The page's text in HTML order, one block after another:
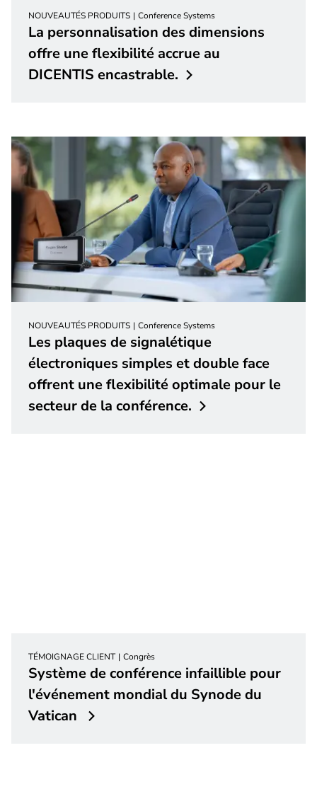
NOUVEAUTÉS PRODUITS Conference Systems
La personnalisation des dimensions
offre une flexibilité accrue au
DICENTIS encastrable.
NOUVEAUTÉS PRODUITS Conference Systems
Les plaques de signalétique
électroniques simples et double face
offrent une flexibilité optimale pour le
secteur de la conférence.
TÉMOIGNAGE CLIENT Congrès
Système de conférence infaillible pour
l'événement mondial du Synode du
Vatican